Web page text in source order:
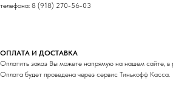
телефона: 8 (918) 270-56-03
ОПЛАТА И ДОСТАВКА
Оплатить заказ Вы можете напрямую на нашем сайте, в
Оплата будет проведена через сервис Тинькофф Касса.